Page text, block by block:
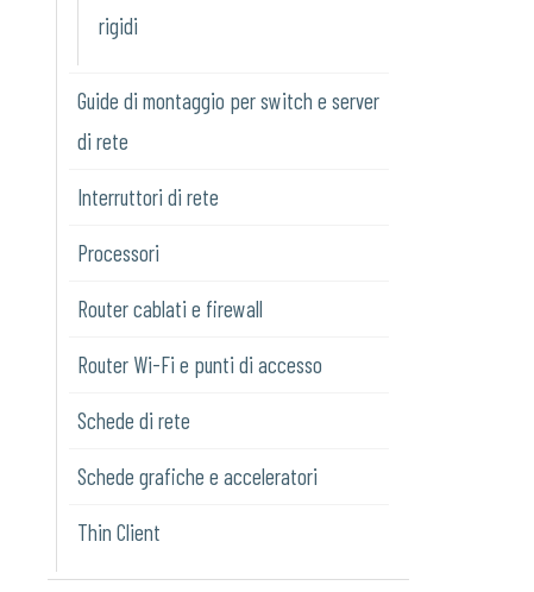
rigidi
Guide di montaggio per switch e server
di rete
Interruttori di rete
Processori
Router cablati e firewall
Router Wi-Fi e punti di accesso
Schede di rete
Schede grafiche e acceleratori
Thin Client